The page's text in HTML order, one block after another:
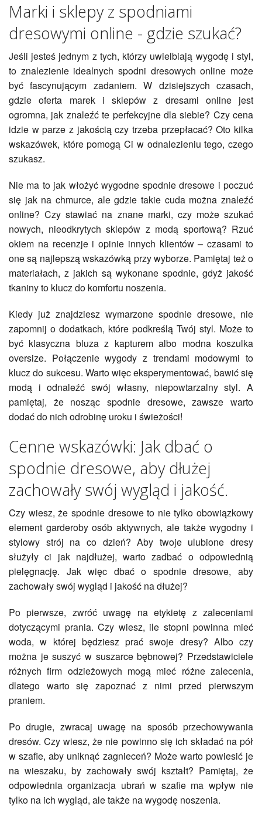
Marki i sklepy z spodniami
dresowymi online - gdzie szukać?
Jeśli jesteś jednym z tych, którzy uwielbiają wygodę i styl,
to znalezienie idealnych spodni dresowych online może
być fascynującym zadaniem. W dzisiejszych czasach,
gdzie oferta marek i sklepów z dresami online jest
ogromna, jak znaleźć te perfekcyjne dla siebie? Czy cena
idzie w parze z jakością czy trzeba przepłacać? Oto kilka
wskazówek, które pomogą Ci w odnalezieniu tego, czego
szukasz.
Nie ma to jak włożyć wygodne spodnie dresowe i poczuć
się jak na chmurce, ale gdzie takie cuda można znaleźć
online? Czy stawiać na znane marki, czy może szukać
nowych, nieodkrytych sklepów z modą sportową? Rzuć
okiem na recenzje i opinie innych klientów – czasami to
one są najlepszą wskazówką przy wyborze. Pamiętaj też o
materiałach, z jakich są wykonane spodnie, gdyż jakość
tkaniny to klucz do komfortu noszenia.
Kiedy już znajdziesz wymarzone spodnie dresowe, nie
zapomnij o dodatkach, które podkreślą Twój styl. Może to
być klasyczna bluza z kapturem albo modna koszulka
oversize. Połączenie wygody z trendami modowymi to
klucz do sukcesu. Warto więc eksperymentować, bawić się
modą i odnaleźć swój własny, niepowtarzalny styl. A
pamiętaj, że nosząc spodnie dresowe, zawsze warto
dodać do nich odrobinę uroku i świeżości!
Cenne wskazówki: Jak dbać o
spodnie dresowe, aby dłużej
zachowały swój wygląd i jakość.
Czy wiesz, że spodnie dresowe to nie tylko obowiązkowy
element garderoby osób aktywnych, ale także wygodny i
stylowy strój na co dzień? Aby twoje ulubione dresy
służyły ci jak najdłużej, warto zadbać o odpowiednią
pielęgnację. Jak więc dbać o spodnie dresowe, aby
zachowały swój wygląd i jakość na dłużej?
Po pierwsze, zwróć uwagę na etykietę z zaleceniami
dotyczącymi prania. Czy wiesz, ile stopni powinna mieć
woda, w której będziesz prać swoje dresy? Albo czy
można je suszyć w suszarce bębnowej? Przedstawiciele
różnych firm odzieżowych mogą mieć różne zalecenia,
dlatego warto się zapoznać z nimi przed pierwszym
praniem.
Po drugie, zwracaj uwagę na sposób przechowywania
dresów. Czy wiesz, że nie powinno się ich składać na pół
w szafie, aby uniknąć zagnieceń? Może warto powiesić je
na wieszaku, by zachowały swój kształt? Pamiętaj, że
odpowiednia organizacja ubrań w szafie ma wpływ nie
tylko na ich wygląd, ale także na wygodę noszenia.